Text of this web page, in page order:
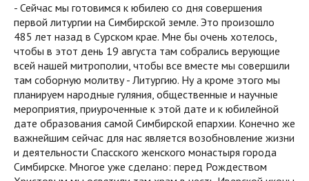
- Сейчас мы готовимся к юбилею со дня совершения
первой литургии на Симбирской земле. Это произошло
485 лет назад в Сурском крае. Мне бы очень хотелось,
чтобы в этот день 19 августа там собрались верующие
всей нашей митрополии, чтобы все вместе мы совершили
там соборную молитву - Литургию. Ну а кроме этого мы
планируем народные гуляния, общественные и научные
мероприятия, приуроченные к этой дате и к юбилейной
дате образования самой Симбирской епархии. Конечно же
важнейшим сейчас для нас является возобновление жизни
и деятельности Спасского женского монастыря города
Симбирске. Многое уже сделано: перед Рождеством